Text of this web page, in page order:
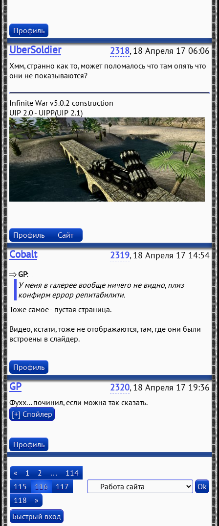
Профиль
UberSoldier 2318, 18 Апреля 17 06:06
Хмм, странно как то, может поломалось что там опять что
они не показываются?
Infinite War v5.0.2 construction
UIP 2.0 - UIPP(UIP 2.1)
Профиль Сайт
Cobalt 2319, 18 Апреля 17 14:54
GP
У меня в галерее вообще ничего не видно, плиз
конфирм еррор репитабилити.
Тоже самое - пустая страница.
Видео, кстати, тоже не отображаются, там, где они были
встроены в слайдер.
Профиль
GP 2320, 18 Апреля 17 19:36
Фухх... починил, если можна так сказать.
Профиль
« 1 2 …
114
115
116
117
118
»